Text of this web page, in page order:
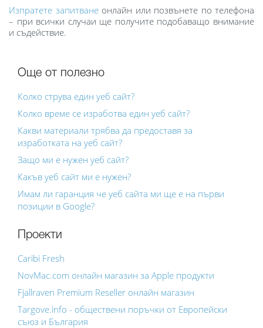
Изпратете запитванеонлайн или позвънете по телефона
– при всички случаи ще получите подобаващо внимание
и съдействие.
Още от полезно
Колко струва един уеб сайт?
Колко време се изработва един уеб сайт?
Какви материали трябва да предоставя за
изработката на уеб сайт?
Защо ми е нужен уеб сайт?
Какъв уеб сайт ми е нужен?
Имам ли гаранция че уеб сайта ми ще е на първи
позиции в Google?
Проекти
Caribi Fresh
NovMac.com онлайн магазин за Apple продукти
Fjallraven Premium Reseller онлайн магазин
Targove.info - обществени поръчки от Европейски
съюз и България